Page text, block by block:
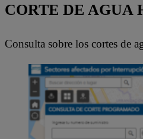
CORTE DE AGUA
Consulta sobre los cortes de